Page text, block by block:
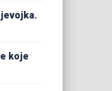
koje